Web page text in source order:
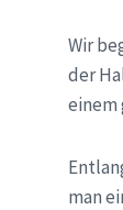
Wir
der
man